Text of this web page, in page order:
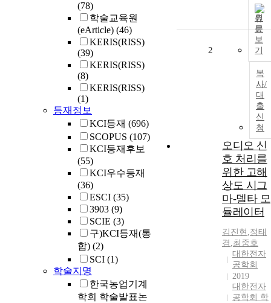
(78)
학술교육원
(eArticle) (46)
KERIS(RISS)
(39)
KERIS(RISS)
(8)
KERIS(RISS)
(1)
등재정보
KCI등재 (696)
SCOPUS (107)
KCI등재후보
(55)
KCI우수등재
(36)
ESCI (35)
3903 (9)
SCIE (3)
구)KCI등재(통
합) (2)
SCI (1)
학술지명
한국농업기계
학회 학술발표논
원
문
보
기
복
사/
대
출
신
청
2
오디오 신
호 처리를
위한 고해
상도 시그
마-델타 모
듈레이터
김진현 ,정태
경 ,최중호
대한전자
공학회
2019
대한전자
공학회 학